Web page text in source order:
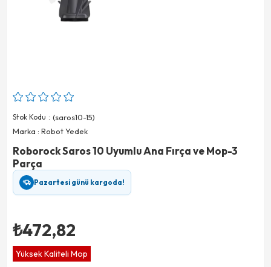
Stok Kodu
(saros10-15)
Marka : Robot Yedek
Roborock Saros 10 Uyumlu Ana Fırça ve Mop-3
Parça
Pazartesi günü kargoda!
₺472,82
Yüksek Kaliteli Mop